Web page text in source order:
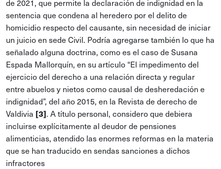
de 2021, que permite la declaración de indignidad en la
sentencia que condena al heredero por el delito de
homicidio respecto del causante, sin necesidad de iniciar
un juicio en sede Civil. Podría agregarse también lo que ha
señalado alguna doctrina, como es el caso de Susana
Espada Mallorquín, en su artículo “El impedimento del
ejercicio del derecho a una relación directa y regular
entre abuelos y nietos como causal de desheredación e
indignidad”, del año 2015, en la Revista de derecho de
Valdivia [3]. A título personal, considero que debiera
incluirse explícitamente al deudor de pensiones
alimenticias, atendido las enormes reformas en la materia
que se han traducido en sendas sanciones a dichos
infractores